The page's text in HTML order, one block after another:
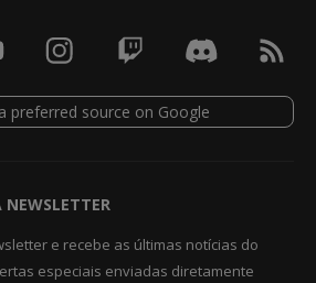
NEWSLETTER
e recebe as últimas notícias do
especiais enviadas diretamente